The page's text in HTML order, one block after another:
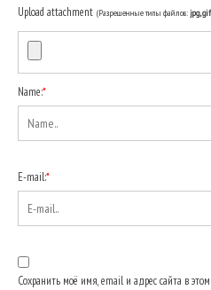
Upload attachment (Разрешенные типы файлов:jpg,
Name:*
E-mail:*
Сохранить моё имя, email и адрес сайта в